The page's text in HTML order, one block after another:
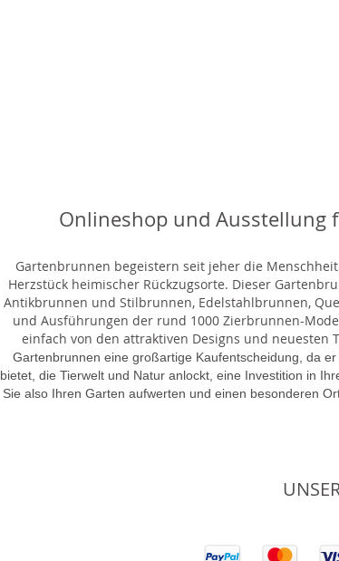
Onlineshop und Ausstellung
Gartenbrunnen begeistern seit jeher die
Herzstück heimischer Rückzugsorte. Dieser
Antikbrunnen und Stilbrunnen, Edelstahlbrunnen,
und Ausführungen der rund 1000 Zierbrunnen-
einfach von den attraktiven Designs und neuesten
Gartenbrunnen eine großartige Kaufentscheidung, da
bietet, die Tierwelt und Natur anlockt, eine Investition in
Sie also Ihren Garten aufwerten und einen besonderen